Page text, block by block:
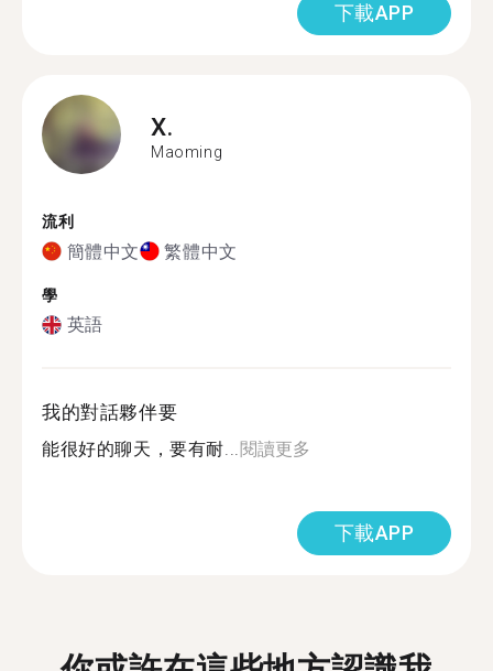
下載APP
X.
Maoming
流利
簡體中文 繁體中文
學
英語
我的對話夥伴要
能很好的聊天，要有耐...閱讀更多
下載APP